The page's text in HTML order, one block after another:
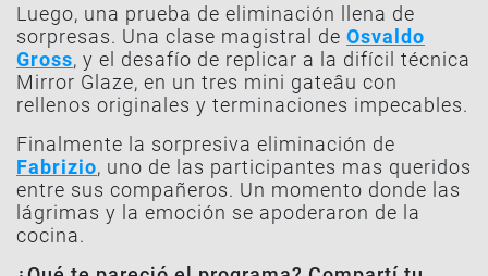
Luego, una prueba de eliminación llena de
sorpresas. Una clase magistral de Osvaldo
Gross, y el desafío de replicar a la difícil técnica
Mirror Glaze, en un tres mini gateâu con
rellenos originales y terminaciones impecables.
Finalmente la sorpresiva eliminación de
Fabrizio, uno de las participantes mas queridos
entre sus compañeros. Un momento donde las
lágrimas y la emoción se apoderaron de la
cocina.